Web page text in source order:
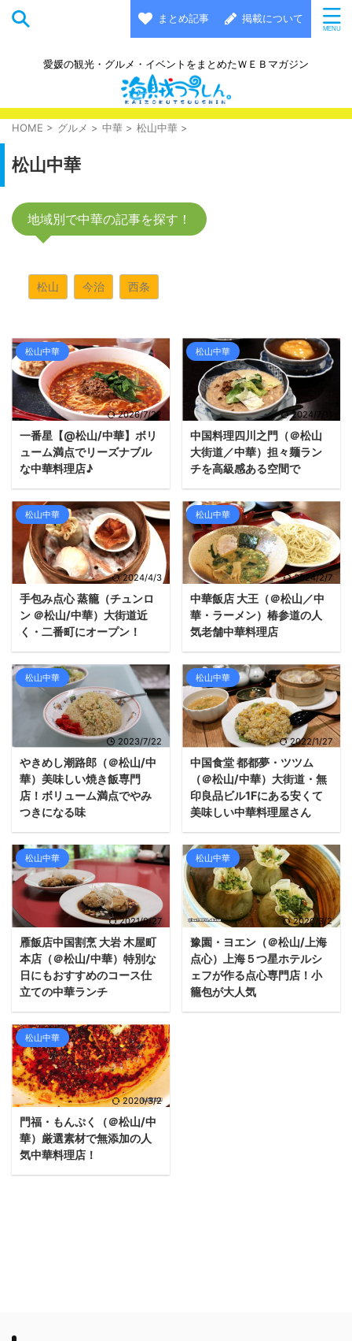
まとめ記事 掲載について
愛媛の観光・グルメ・イベントをまとめたＷＥＢマガジン
HOME > グルメ > 中華 > 松山中華 >
松山中華
地域別で中華の記事を探す！
松山 今治 西条
松山中華
2026/7/22
一番星【@松山/中華】ボリ
ューム満点でリーズナブル
な中華料理店♪
松山中華
2024/7/11
中国料理四川之門（＠松山
大街道／中華）担々麺ラン
チを高級感ある空間で
松山中華
2024/4/3
手包み点心 蒸籠（チュンロ
ン ＠松山/中華）大街道近
く・二番町にオープン！
松山中華
2024/2/7
中華飯店 大王（＠松山／中
華・ラーメン）椿参道の人
気老舗中華料理店
松山中華
2023/7/22
やきめし潮路郎（＠松山/中
華）美味しい焼き飯専門
店！ボリューム満点でやみ
つきになる味
松山中華
2022/1/27
中国食堂 都都夢・ツツム
（＠松山/中華）大街道・無
印良品ビル1Fにある安くて
美味しい中華料理屋さん
松山中華
2021/9/27
雁飯店中国割烹 大岩 木屋町
本店（＠松山/中華）特別な
日にもおすすめのコース仕
立ての中華ランチ
松山中華
2020/3/2
豫園・ヨエン（＠松山/上海
点心）上海５つ星ホテルシ
ェフが作る点心専門店！小
籠包が大人気
松山中華
2020/3/2
門福・もんぷく（＠松山/中
華）厳選素材で無添加の人
気中華料理店！